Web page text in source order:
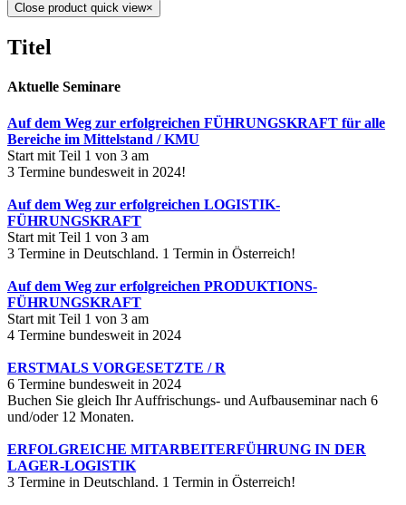
Close product quick view×
Titel
Aktuelle Seminare
Auf dem Weg zur erfolgreichen FÜHRUNGSKRAFT für alle
Bereiche im Mittelstand / KMU
Start mit Teil 1 von 3 am
3 Termine bundesweit in 2024!
Auf dem Weg zur erfolgreichen LOGISTIK-
FÜHRUNGSKRAFT
Start mit Teil 1 von 3 am
3 Termine in Deutschland. 1 Termin in Österreich!
Auf dem Weg zur erfolgreichen PRODUKTIONS-
FÜHRUNGSKRAFT
Start mit Teil 1 von 3 am
4 Termine bundesweit in 2024
ERSTMALS VORGESETZTE / R
6 Termine bundesweit in 2024
Buchen Sie gleich Ihr Auffrischungs- und Aufbauseminar nach 6
und/oder 12 Monaten.
ERFOLGREICHE MITARBEITERFÜHRUNG IN DER
LAGER-LOGISTIK
3 Termine in Deutschland. 1 Termin in Österreich!